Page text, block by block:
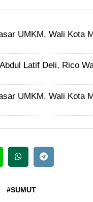
UMKM, Wali Kota
Latif Deli, Rico
UMKM, Wali Kota
#SUMUT